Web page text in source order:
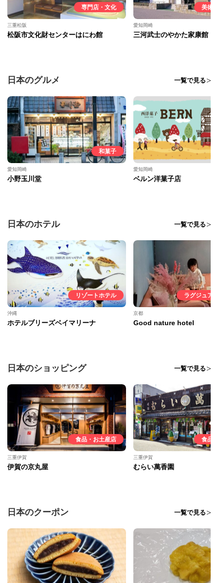
専門店・文化
三重松阪
松阪市文化財センターはにわ館
美術
愛知岡崎
三河武士のやかた家康館
日本のグルメ 一覧で見る
和菓子
愛知岡崎
小野玉川堂
愛知岡崎
ベルン洋菓子店
日本のホテル 一覧で見る
リゾートホテル
沖縄
ホテルブリーズベイマリーナ
ラグジュア
京都
Good nature hotel
日本のショッピング 一覧で見る
食品・お土産店
三重伊賀
伊賀の京丸屋
食品
三重伊賀
むらい萬香園
日本のクーポン 一覧で見る